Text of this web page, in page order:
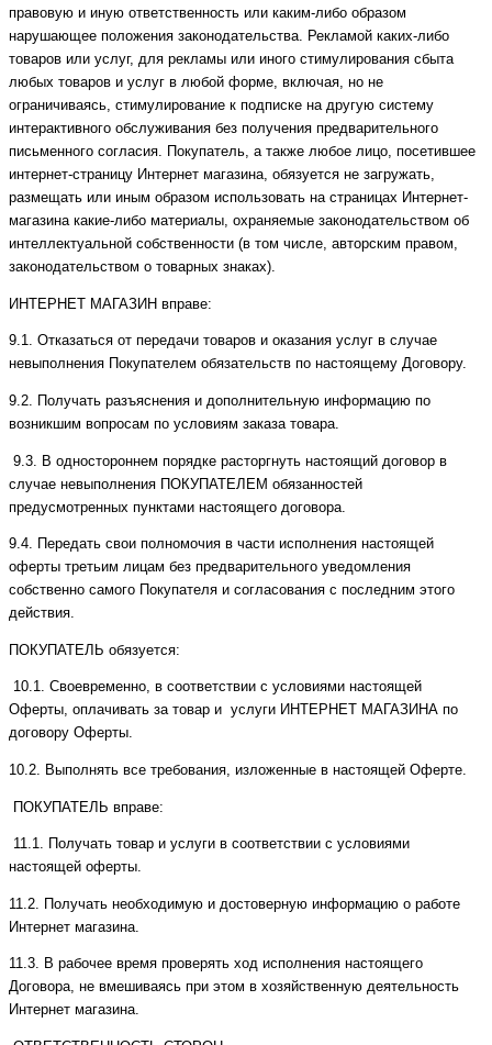
правовую и иную ответственность или каким-либо образом
нарушающее положения законодательства. Рекламой каких-либо
товаров или услуг, для рекламы или иного стимулирования сбыта
любых товаров и услуг в любой форме, включая, но не
ограничиваясь, стимулирование к подписке на другую систему
интерактивного обслуживания без получения предварительного
письменного согласия. Покупатель, а также любое лицо, посетившее
интернет-страницу Интернет магазина, обязуется не загружать,
размещать или иным образом использовать на страницах Интернет-
магазина какие-либо материалы, охраняемые законодательством об
интеллектуальной собственности (в том числе, авторским правом,
законодательством о товарных знаках).
ИНТЕРНЕТ МАГАЗИН вправе:
9.1. Отказаться от передачи товаров и оказания услуг в случае
невыполнения Покупателем обязательств по настоящему Договору.
9.2. Получать разъяснения и дополнительную информацию по
возникшим вопросам по условиям заказа товара.
9.3. В одностороннем порядке расторгнуть настоящий договор в
случае невыполнения ПОКУПАТЕЛЕМ обязанностей
предусмотренных пунктами настоящего договора.
9.4. Передать свои полномочия в части исполнения настоящей
оферты третьим лицам без предварительного уведомления
собственно самого Покупателя и согласования с последним этого
действия.
ПОКУПАТЕЛЬ обязуется:
10.1. Своевременно, в соответствии с условиями настоящей
Оферты, оплачивать за товар и услуги ИНТЕРНЕТ МАГАЗИНА по
договору Оферты.
10.2. Выполнять все требования, изложенные в настоящей Оферте.
ПОКУПАТЕЛЬ вправе:
11.1. Получать товар и услуги в соответствии с условиями
настоящей оферты.
11.2. Получать необходимую и достоверную информацию о работе
Интернет магазина.
11.3. В рабочее время проверять ход исполнения настоящего
Договора, не вмешиваясь при этом в хозяйственную деятельность
Интернет магазина.